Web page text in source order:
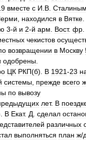
вместе с И В Сталиным
находился в Вятке
3-й и 2-й арм Вост. фр
чекистов
возвращении в Москву
одобрены
ЦК РКП(б). В 1921-23
системы прежде всего ж
по вывозу
лет. В
В Екат. Д сделал
различных
выполняться план ж/д